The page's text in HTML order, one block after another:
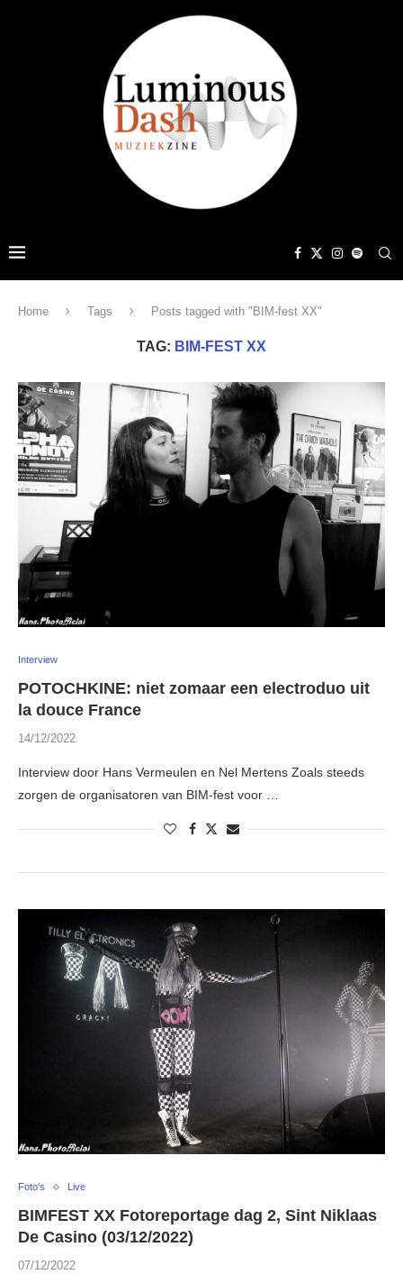
Home Tags Posts tagged with "BIM-fest XX"
TAG: BIM-FEST XX
Interview
POTOCHKINE: niet zomaar een electroduo uit
la douce France
14/12/2022
Interview door Hans Vermeulen en Nel Mertens Zoals steeds
zorgen de organisatoren van BIM-fest voor …
Foto's Live
BIMFEST XX Fotoreportage dag 2, Sint Niklaas
De Casino (03/12/2022)
07/12/2022